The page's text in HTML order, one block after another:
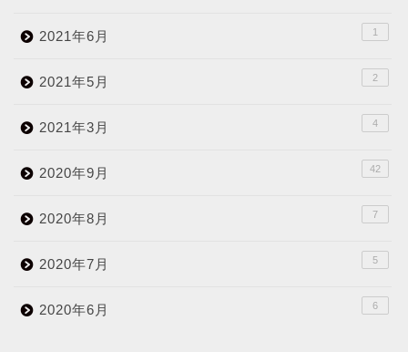
2021年6月 1
2021年5月 2
2021年3月 4
2020年9月 42
2020年8月 7
2020年7月 5
2020年6月 6